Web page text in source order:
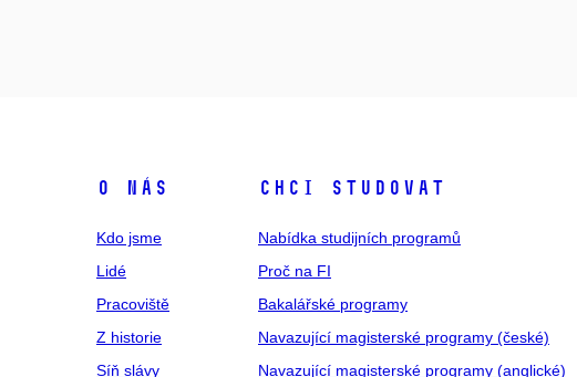
O NÁS
Kdo jsme
Lidé
Pracoviště
Z historie
Síň slávy
CHCI STUDOVAT
Nabídka studijních programů
Proč na FI
Bakalářské programy
Navazující magisterské programy (české)
Navazující magisterské programy (anglické)